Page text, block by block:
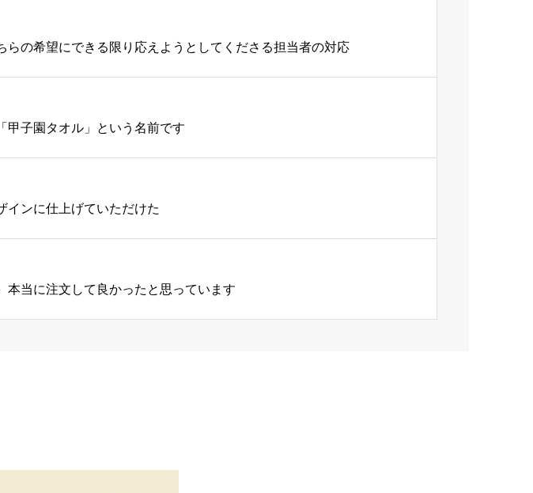
らの希望にできる限り応えようとしてくださる担当者の対応
甲子園タオル」という名前です
インに仕上げていただけた
本当に注文して良かったと思っています